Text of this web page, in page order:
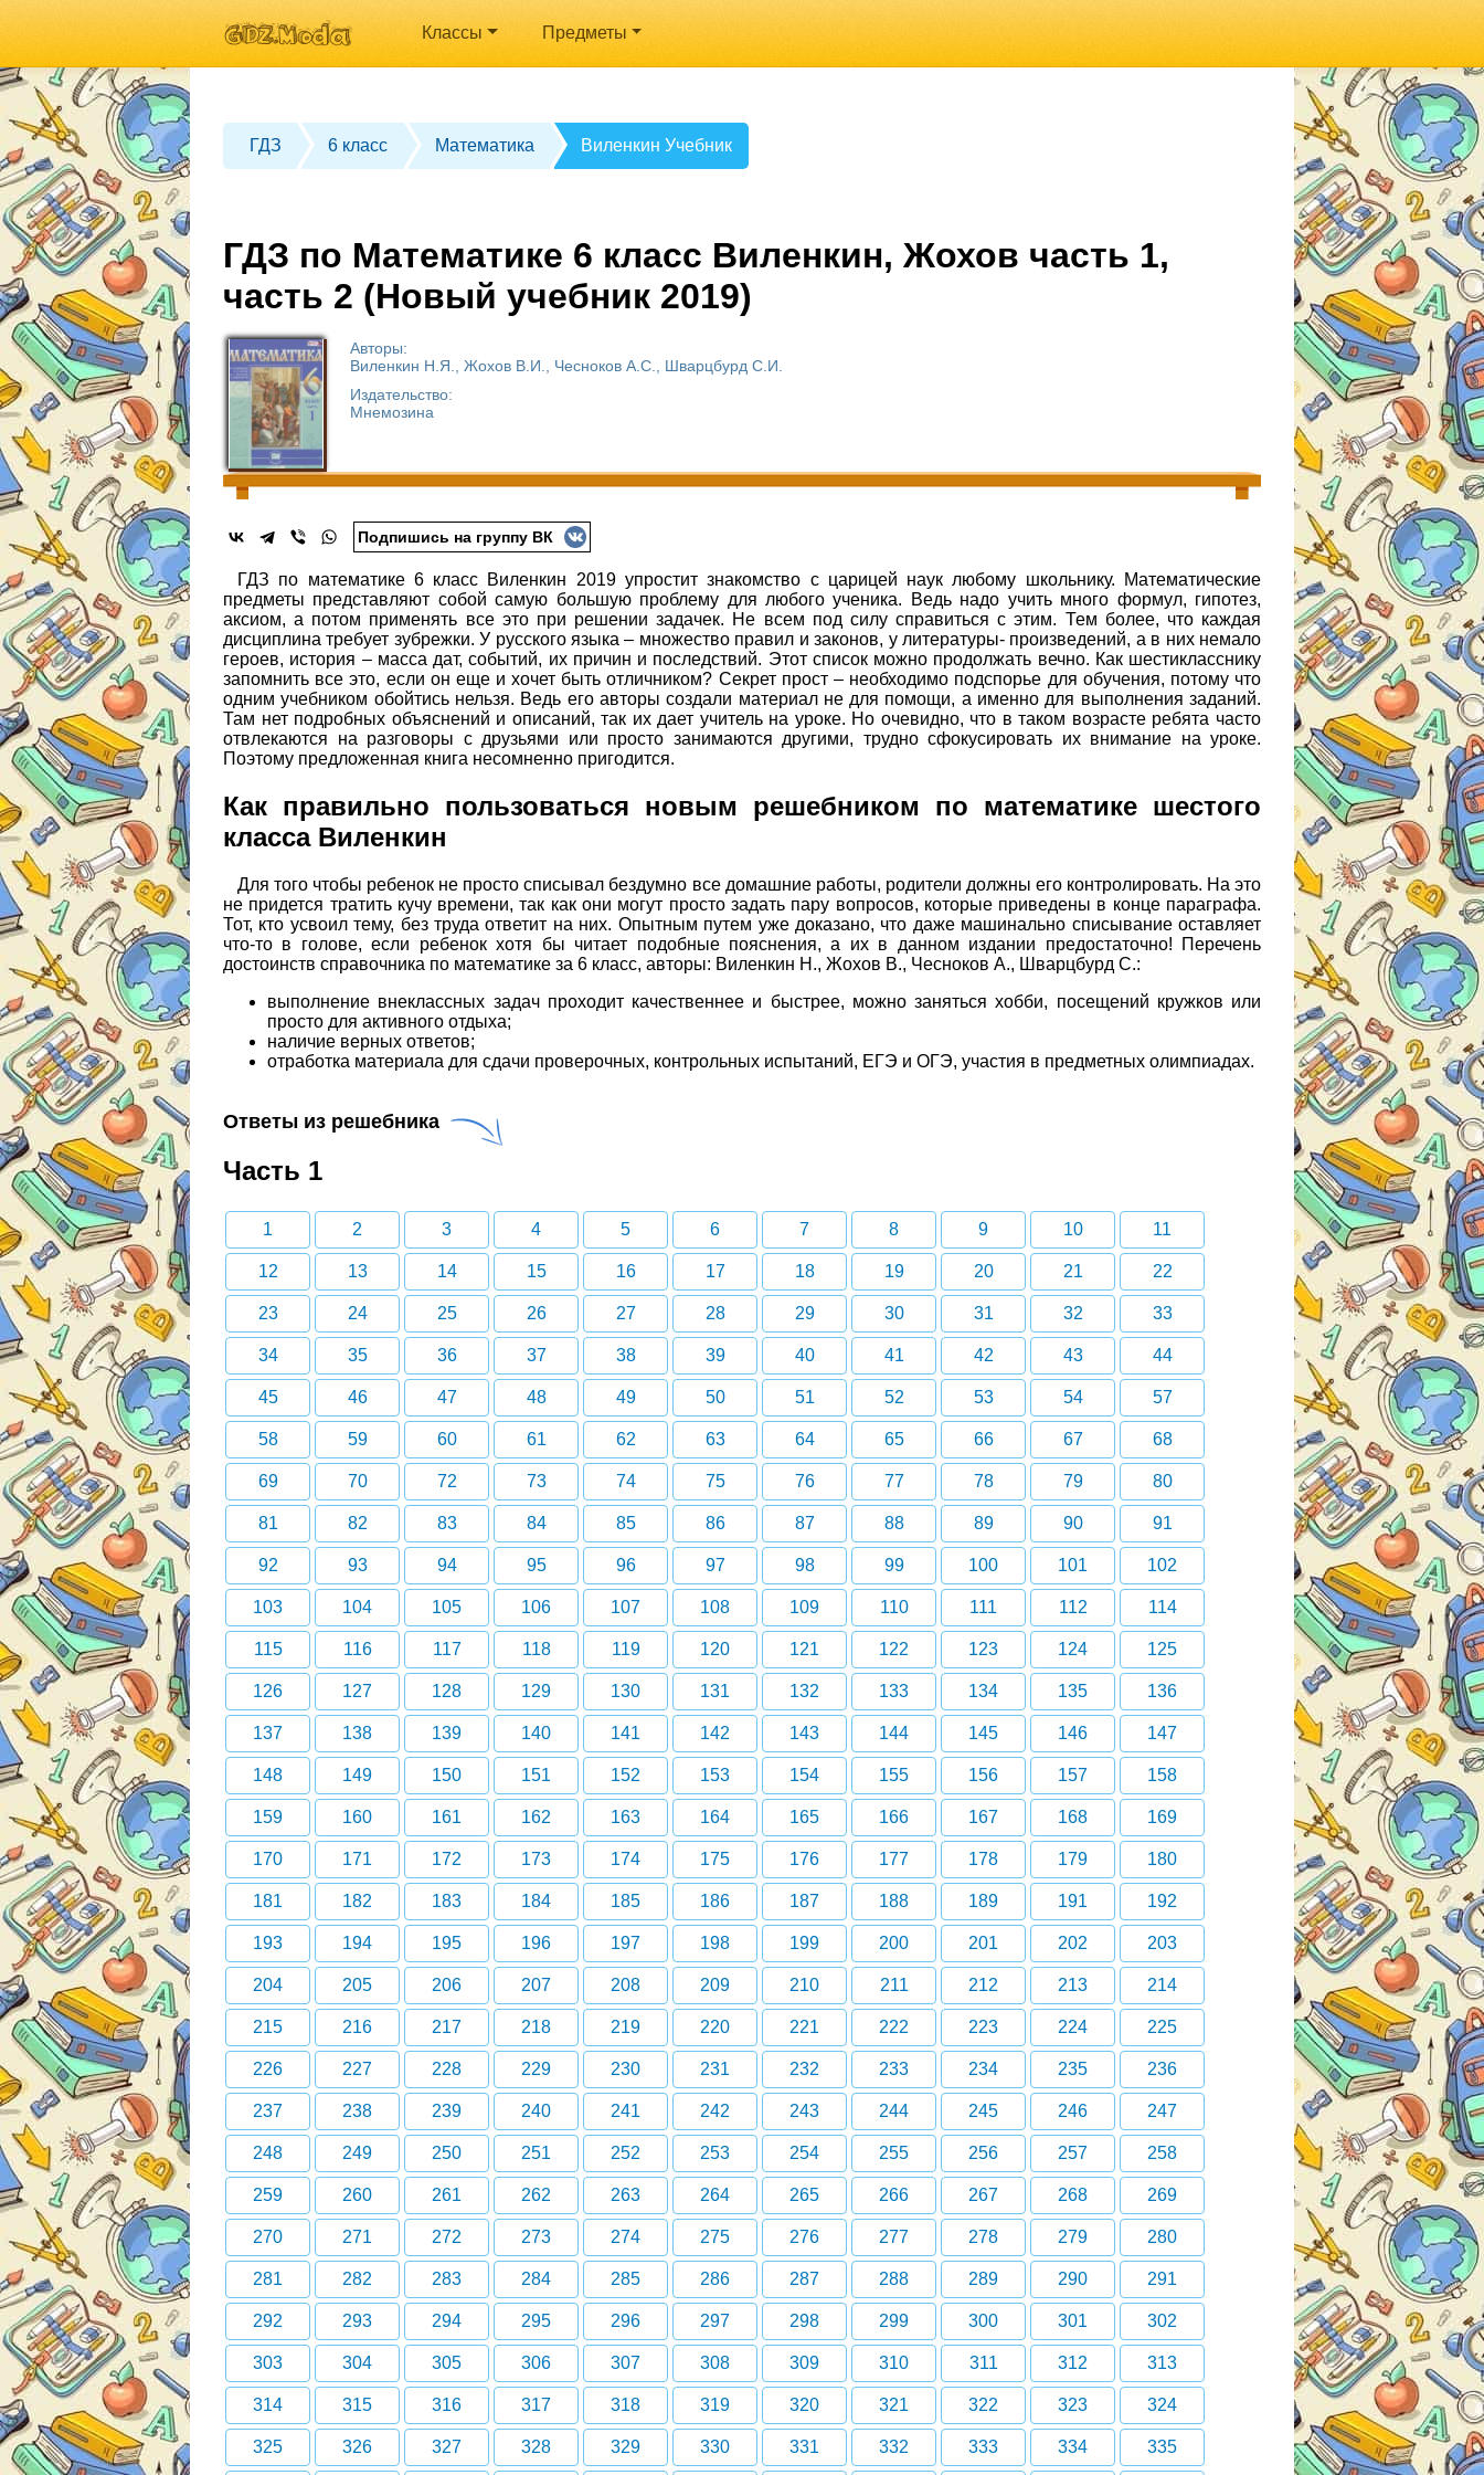
Классы Предметы
ГДЗ 6 класс Математика Виленкин Учебник
ГДЗ по Математике 6 класс Виленкин, Жохов часть 1,
часть 2 (Новый учебник 2019)
Авторы:
Виленкин Н.Я., Жохов В.И., Чесноков А.С., Шварцбурд С.И.
Издательство:
Мнемозина
Подпишись на группу ВК
ГДЗ по математике 6 класс Виленкин 2019 упростит знакомство с царицей наук любому школьнику. Математические
предметы представляют собой самую большую проблему для любого ученика. Ведь надо учить много формул, гипотез,
аксиом, а потом применять все это при решении задачек. Не всем под силу справиться с этим. Тем более, что каждая
дисциплина требует зубрежки. У русского языка – множество правил и законов, у литературы- произведений, а в них немало
героев, история – масса дат, событий, их причин и последствий. Этот список можно продолжать вечно. Как шестикласснику
запомнить все это, если он еще и хочет быть отличником? Секрет прост – необходимо подспорье для обучения, потому что
одним учебником обойтись нельзя. Ведь его авторы создали материал не для помощи, а именно для выполнения заданий.
Там нет подробных объяснений и описаний, так их дает учитель на уроке. Но очевидно, что в таком возрасте ребята часто
отвлекаются на разговоры с друзьями или просто занимаются другими, трудно сфокусировать их внимание на уроке.
Поэтому предложенная книга несомненно пригодится.
Как правильно пользоваться новым решебником по математике шестого
класса Виленкин
Для того чтобы ребенок не просто списывал бездумно все домашние работы, родители должны его контролировать. На это
не придется тратить кучу времени, так как они могут просто задать пару вопросов, которые приведены в конце параграфа.
Тот, кто усвоил тему, без труда ответит на них. Опытным путем уже доказано, что даже машинально списывание оставляет
что-то в голове, если ребенок хотя бы читает подобные пояснения, а их в данном издании предостаточно! Перечень
достоинств справочника по математике за 6 класс, авторы: Виленкин Н., Жохов В., Чесноков А., Шварцбурд С.:
выполнение внеклассных задач проходит качественнее и быстрее, можно заняться хобби, посещений кружков или
просто для активного отдыха;
наличие верных ответов;
отработка материала для сдачи проверочных, контрольных испытаний, ЕГЭ и ОГЭ, участия в предметных олимпиадах.
Ответы из решебника
Часть 1
1 2 3 4 5 6 7 8 9 10 11
12 13 14 15 16 17 18 19 20 21 22
23 24 25 26 27 28 29 30 31 32 33
34 35 36 37 38 39 40 41 42 43 44
45 46 47 48 49 50 51 52 53 54 57
58 59 60 61 62 63 64 65 66 67 68
69 70 72 73 74 75 76 77 78 79 80
81 82 83 84 85 86 87 88 89 90 91
92 93 94 95 96 97 98 99 100 101 102
103 104 105 106 107 108 109 110 111 112 114
115 116 117 118 119 120 121 122 123 124 125
126 127 128 129 130 131 132 133 134 135 136
137 138 139 140 141 142 143 144 145 146 147
148 149 150 151 152 153 154 155 156 157 158
159 160 161 162 163 164 165 166 167 168 169
170 171 172 173 174 175 176 177 178 179 180
181 182 183 184 185 186 187 188 189 191 192
193 194 195 196 197 198 199 200 201 202 203
204 205 206 207 208 209 210 211 212 213 214
215 216 217 218 219 220 221 222 223 224 225
226 227 228 229 230 231 232 233 234 235 236
237 238 239 240 241 242 243 244 245 246 247
248 249 250 251 252 253 254 255 256 257 258
259 260 261 262 263 264 265 266 267 268 269
270 271 272 273 274 275 276 277 278 279 280
281 282 283 284 285 286 287 288 289 290 291
292 293 294 295 296 297 298 299 300 301 302
303 304 305 306 307 308 309 310 311 312 313
314 315 316 317 318 319 320 321 322 323 324
325 326 327 328 329 330 331 332 333 334 335